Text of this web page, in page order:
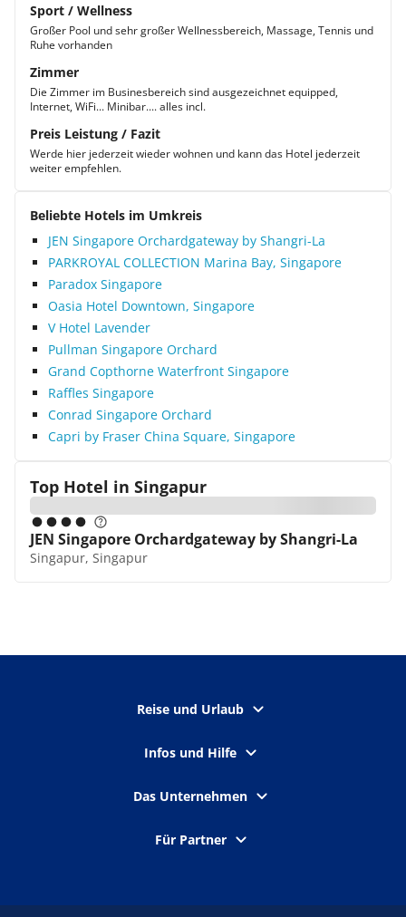
Sport / Wellness
Großer Pool und sehr großer Wellnessbereich, Massage, Tennis und
Ruhe vorhanden
Zimmer
Die Zimmer im Businesbereich sind ausgezeichnet equipped,
Internet, WiFi... Minibar.... alles incl.
Preis Leistung / Fazit
Werde hier jederzeit wieder wohnen und kann das Hotel jederzeit
weiter empfehlen.
Beliebte Hotels im Umkreis
JEN Singapore Orchardgateway by Shangri-La
PARKROYAL COLLECTION Marina Bay, Singapore
Paradox Singapore
Oasia Hotel Downtown, Singapore
V Hotel Lavender
Pullman Singapore Orchard
Grand Copthorne Waterfront Singapore
Raffles Singapore
Conrad Singapore Orchard
Capri by Fraser China Square, Singapore
Top Hotel in Singapur
JEN Singapore Orchardgateway by Shangri-La
Singapur, Singapur
Reise und Urlaub
Infos und Hilfe
Das Unternehmen
Für Partner